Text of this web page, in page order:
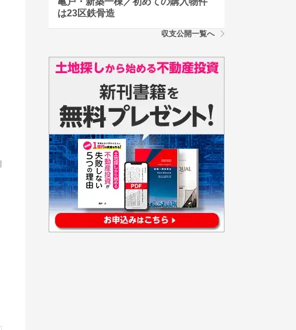
は23区鉄骨造
収支公開一覧へ